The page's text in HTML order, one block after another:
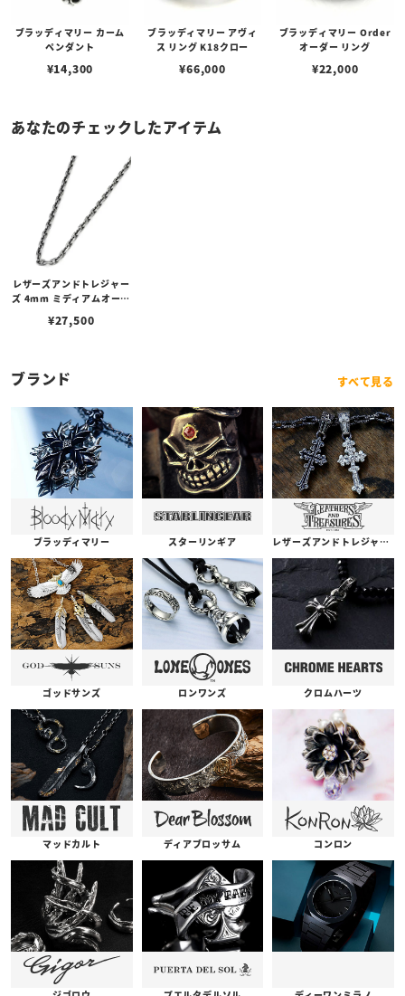
ブラッディマリー カーム
ペンダント
¥14,300
ブラッディマリー アヴィ
ス リング K18クロー
¥66,000
ブラッディマリー Order
オーダー リング
¥22,000
あなたのチェックしたアイテム
レザーズアンドトレジャー
ズ 4mm ミディアムオーバ
w/ロブスタークラスプ＆L
¥27,500
ブランド すべて見る
ブラッディマリー スターリンギア レザーズアンドトレジャーズ
ゴッドサンズ ロンワンズ クロムハーツ
マッドカルト ディアブロッサム コンロン